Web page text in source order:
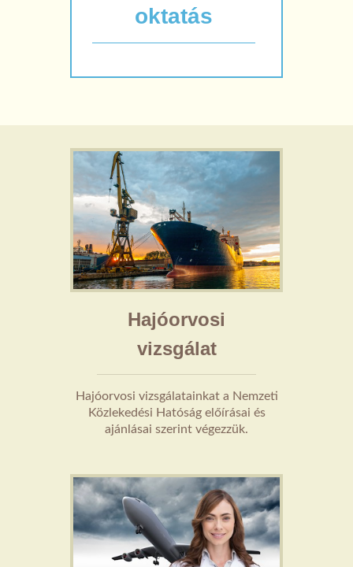
oktatás
Hajóorvosi
vizsgálat
Hajóorvosi vizsgálatainkat a Nemzeti
Közlekedési Hatóság előírásai és
ajánlásai szerint végezzük.